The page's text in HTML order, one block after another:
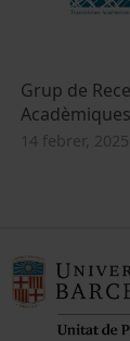
Grup de
Acadèmiques
14 febrer, 2025